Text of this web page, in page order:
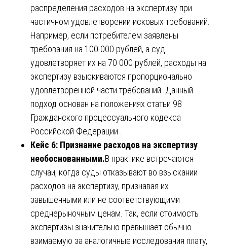
распределения расходов на экспертизу при
частичном удовлетворении исковых требований.
Например, если потребителем заявлены
требования на 100 000 рублей, а суд
удовлетворяет их на 70 000 рублей, расходы на
экспертизу взыскиваются пропорционально
удовлетворенной части требований. Данный
подход основан на положениях статьи 98
Гражданского процессуального кодекса
Российской Федерации .
Кейс 6: Признание расходов на экспертизу
необоснованными.В практике встречаются
случаи, когда суды отказывают во взыскании
расходов на экспертизу, признавая их
завышенными или не соответствующими
среднерыночным ценам. Так, если стоимость
экспертизы значительно превышает обычно
взимаемую за аналогичные исследования плату,